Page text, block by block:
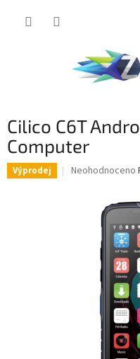
Cilico C6T
Computer
Výprodej
Průměrné
hvězdiček.
Neohodnoceno